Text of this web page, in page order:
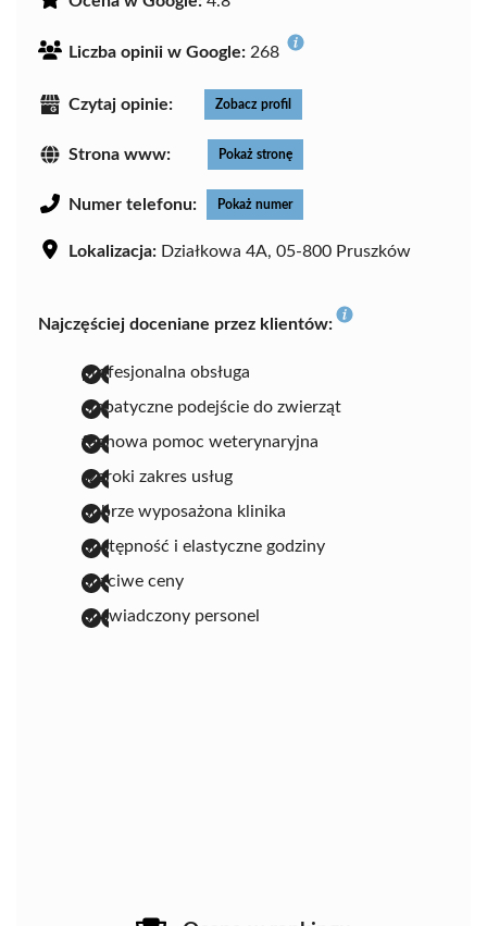
Liczba opinii w Google: 268
Czytaj opinie: Zobacz profil
Strona www: Pokaż stronę
Numer telefonu: Pokaż numer
Lokalizacja: Działkowa 4A, 05-800 Pruszków
Najczęściej doceniane przez klientów:
profesjonalna obsługa
empatyczne podejście do zwierząt
fachowa pomoc weterynaryjna
szeroki zakres usług
dobrze wyposażona klinika
dostępność i elastyczne godziny
uczciwe ceny
doświadczony personel